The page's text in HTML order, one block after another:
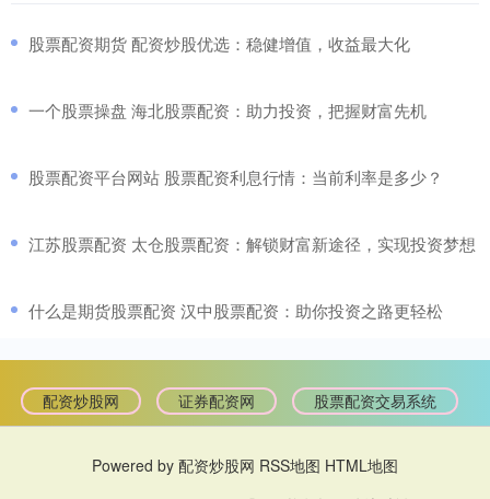
​股票配资期货 配资炒股优选：稳健增值，收益最大化
​一个股票操盘 海北股票配资：助力投资，把握财富先机
​股票配资平台网站 股票配资利息行情：当前利率是多少？
​江苏股票配资 太仓股票配资：解锁财富新途径，实现投资梦想
​什么是期货股票配资 汉中股票配资：助你投资之路更轻松
配资炒股网 证券配资网 股票配资交易系统
Powered by 配资炒股网 RSS地图 HTML地图